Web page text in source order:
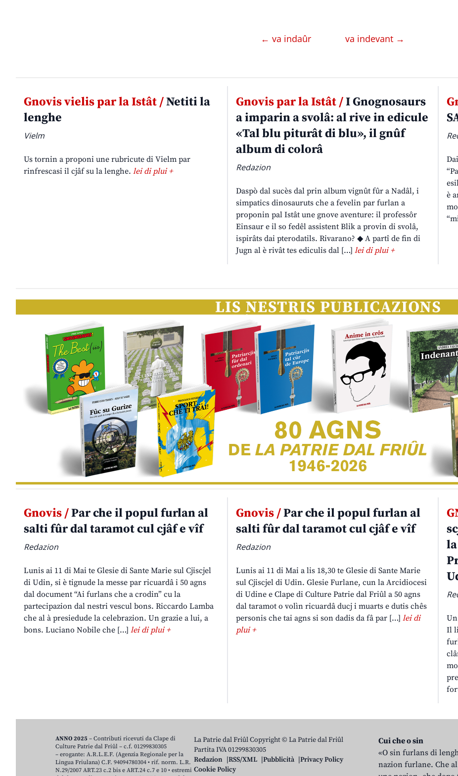
← va indaûr va indevant →
Gnovis vielis par la Istât /Netiti la
lenghe
Vielm
Us tornin a proponi une rubricute di Vielm par
rinfrescasi il cjâf su la lenghe. lei di plui +
Gnovis par la Istât /I Gnognosaurs
a imparin a svolâ: al rive in edicule
«Tal blu piturât di blu», il gnûf
album di colorâ
Redazion
Daspò dal sucès dal prin album vignût fûr a Nadâl, i
simpatics dinosauruts che a fevelin par furlan a
proponin pal Istât une gnove aventure: il professôr
Einsaur e il so fedêl assistent Blik a provin di svolâ,
ispirâts dai pterodatils. Rivarano? ◆ A partî de fin di
Jugn al è rivât tes ediculis dal […] lei di plui +
è
Gnovis /Par che il popul furlan al
salti fûr dal taramot cul cjâf e vîf
Redazion
Lunis ai 11 di Mai te Glesie di Sante Marie sul Cjiscjel
di Udin, si è tignude la messe par ricuardâ i 50 agns
dal document “Ai furlans che a crodin” cu la
partecipazion dal nestri vescul bons. Riccardo Lamba
che al à presiedude la celebrazion. Un grazie a lui, a
bons. Luciano Nobile che […] lei di plui +
Gnovis /Par che il popul furlan al
salti fûr dal taramot cul cjâf e vîf
Redazion
Lunis ai 11 di Mai a lis 18,30 te Glesie di Sante Marie
sul Cjiscjel di Udin. Glesie Furlane, cun la Arcidiocesi
di Udine e Clape di Culture Patrie dal Friûl a 50 agns
dal taramot o volìn ricuardâ ducj i muarts e dutis chês
personis che tai agns si son dadis da fâ par […] lei di
plui +
Il
La Patrie dal Friûl Copyright © La Patrie dal Friûl
Partita IVA 01299830305
Redazion
RSS/XML Pubblicità
Privacy Policy
Cookie Policy
Cui che o sin
«O sin furlans di
nazion furlane. Che
ANNO 2025 – Contributi ricevuti da Clape di
Culture Patrie dal Friûl – c.f. 01299830305
– erogante: A.R.L.E.F. (Agenzia Regionale per la
Lingua Friulana) C.F. 94094780304 • rif. norm. L.R.
N.29/2007 ART.23 c.2 bis e ART.24 c.7 e 10 • estremi